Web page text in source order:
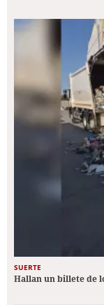
SUERTE
Hallan un billete de